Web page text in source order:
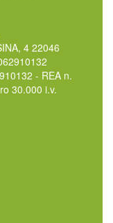
4 22046
- REA n.
30.000 i.v.